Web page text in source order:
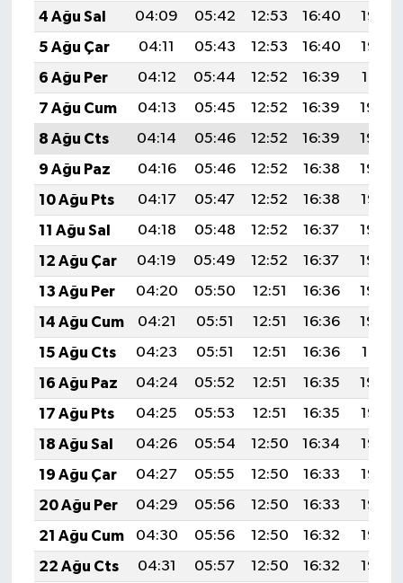
4 Ağu Sal
04:09 05:42 12:53 16:40
19:53
5 Ağu Çar
04:11 05:43 12:53 16:40
19:52
6 Ağu Per
04:12 05:44 12:52 16:39
19:51
7 Ağu Cum
04:13 05:45 12:52 16:39
19:50
8 Ağu Cts
04:14 05:46 12:52 16:39
19:49
9 Ağu Paz
04:16 05:46 12:52 16:38
19:48
10 Ağu Pts
04:17 05:47 12:52 16:38
19:47
11 Ağu Sal
04:18 05:48 12:52 16:37
19:46
12 Ağu Çar
04:19 05:49 12:52 16:37
19:44
13 Ağu Per
04:20 05:50 12:51 16:36
19:43
14 Ağu Cum
04:21 05:51 12:51 16:36
19:42
15 Ağu Cts
04:23 05:51 12:51 16:36
19:41
16 Ağu Paz
04:24 05:52 12:51 16:35
19:40
17 Ağu Pts
04:25 05:53 12:51 16:35
19:38
18 Ağu Sal
04:26 05:54 12:50 16:34
19:37
19 Ağu Çar
04:27 05:55 12:50 16:33
19:36
20 Ağu Per
04:29 05:56 12:50 16:33
19:35
21 Ağu Cum
04:30 05:56 12:50 16:32
19:33
22 Ağu Cts
04:31 05:57 12:50 16:32
19:32